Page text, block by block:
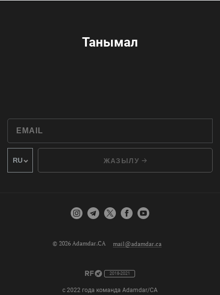
Танымал
ЖАЗЫЛУ
© 2026 Adamdar.CA mail@adamdar.ca
2018-2021
с 2022 года команда Adamdar/CA